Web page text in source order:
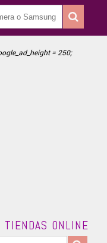
= 250;
ONLINE